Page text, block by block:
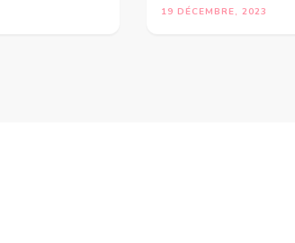
19 DÉCEMBRE, 2023